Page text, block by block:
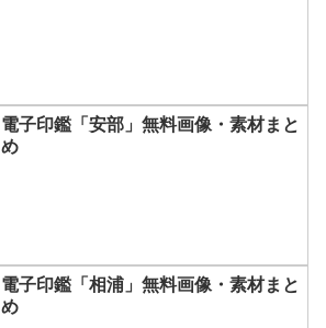
電子印鑑「安部」無料画像・素材まと
め
電子印鑑「相浦」無料画像・素材まと
め